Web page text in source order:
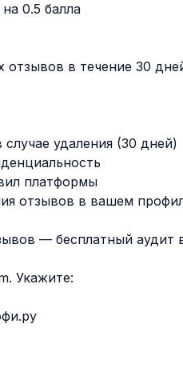
0.5 балла
отзывов в течение 30
удаления (30 дней)
платформы
отзывов в вашем
— бесплатный аудит
Укажите: